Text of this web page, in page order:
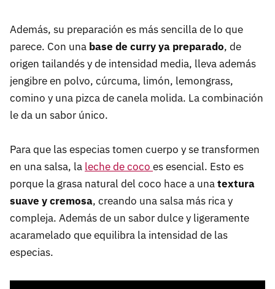
Además, su preparación es más sencilla de lo que
parece. Con una base de curry ya preparado, de
origen tailandés y de intensidad media, lleva además
jengibre en polvo, cúrcuma, limón, lemongrass,
comino y una pizca de canela molida. La combinación
le da un sabor único.
Para que las especias tomen cuerpo y se transformen
en una salsa, la leche de coco es esencial. Esto es
porque la grasa natural del coco hace a unatextura
suave y cremosa, creando una salsa más rica y
compleja. Además de un sabor dulce y ligeramente
acaramelado que equilibra la intensidad de las
especias.